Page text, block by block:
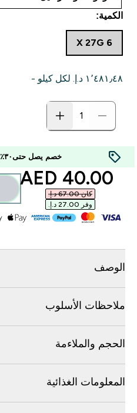
الكمية:
6 X 27G
١٬٤٨١٫٤٨ د.إ.‏‎ لكل كيلو -
خصم يصل حتى٣٠٪
price
40.00 AED‎
كان ‏67.00 د.إ.‏‎
وفر ‏27.00 د.إ.‏‎
الوصف
ملاحظات الأسلوب
الحجم والملاءمة
المعلومات الغذائية